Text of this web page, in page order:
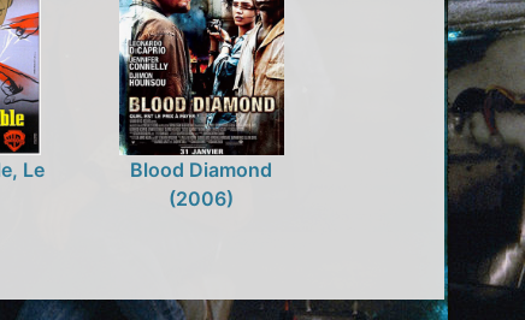
Le
Blood Diamond
(2006)